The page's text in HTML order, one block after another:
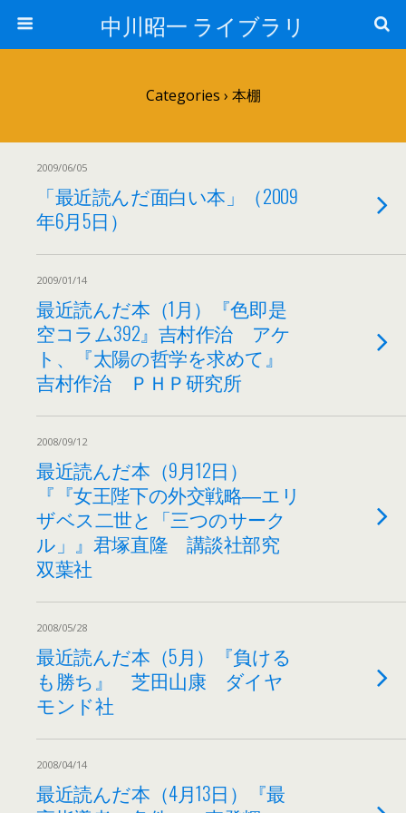
中川昭一 ライブラリ
Categories › 本棚
2009/06/05
「最近読んだ面白い本」（2009
年6月5日）
2009/01/14
最近読んだ本（1月）『色即是
空コラム392』吉村作治 アケ
ト、『太陽の哲学を求めて』
吉村作治 ＰＨＰ研究所
2008/09/12
最近読んだ本（9月12日）
『『女王陛下の外交戦略―エリ
ザベス二世と「三つのサーク
ル」』君塚直隆 講談社部究
双葉社
2008/05/28
最近読んだ本（5月）『負ける
も勝ち』 芝田山康 ダイヤ
モンド社
2008/04/14
最近読んだ本（4月13日）『最